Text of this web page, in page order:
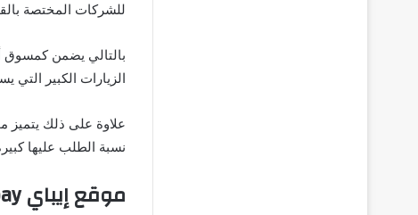
للشركات المختصة
بالتالي يضمن كمسوق
الزيارات الكبير التي
علاوة على ذلك يتميز
نسبة الطلب عليها
موقع إيباي Ebay للتسويق بالعمولة